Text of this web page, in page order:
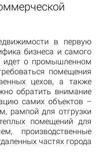
в первую
бизнеса и самого
идет о промышленном
помещения
цехов, а также
обратить внимание
самих объектов –
рампой для отгрузки
помещений для
производственные
частях города